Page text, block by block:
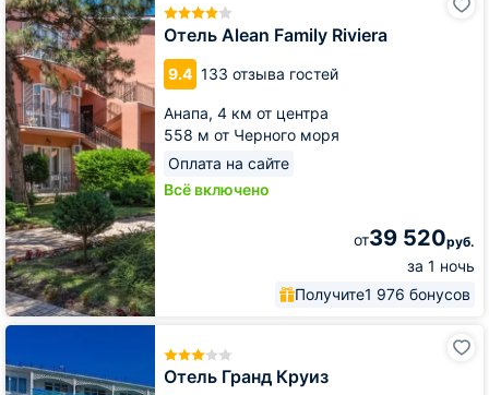
Отель Alean Family Riviera
9.4 133 отзыва гостей
Анапа, 4 км от центра
558 м от Черного моря
Оплата на сайте
Всё включено
от39 520руб.
за 1 ночь
Получите1 976 бонусов
Alean
Family
Riviera
Отель Гранд Круиз
Отель
Круиз